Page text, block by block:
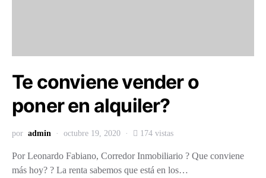
Te conviene vender o
poner en alquiler?
por admin octubre 19, 2020 174 vistas
Por Leonardo Fabiano, Corredor Inmobiliario ? Que conviene
más hoy? ? La renta sabemos que está en los…